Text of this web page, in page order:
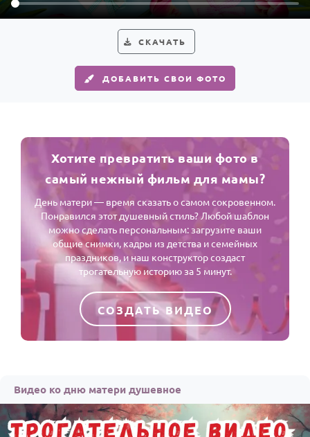
СКАЧАТЬ
ДОБАВИТЬ СВОИ ФОТО
Хотите превратить ваши фото в
самый нежный фильм для мамы?
День матери — время сказать о самом сокровенном.
Понравился этот душевный стиль? Любой шаблон
можно сделать персональным: загрузите ваши
общие снимки, кадры из детства и семейных
праздников, и наш конструктор создаст
трогательную историю за 5 минут.
СОЗДАТЬ ВИДЕО
Видео ко дню матери душевное